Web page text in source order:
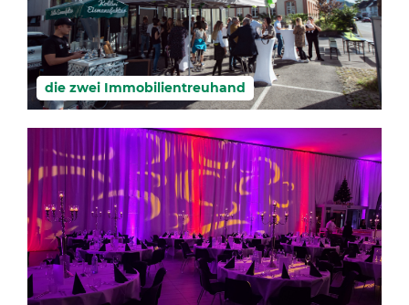
die zwei Immobilientreuhand